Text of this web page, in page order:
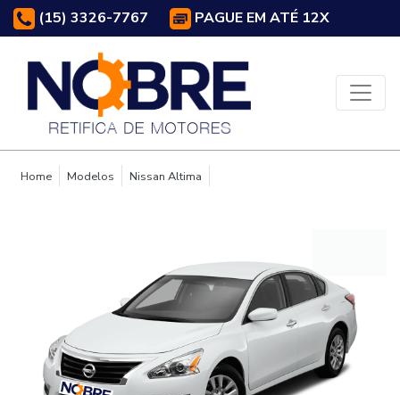
(15) 3326-7767 PAGUE EM ATÉ 12X
Home Modelos Nissan Altima